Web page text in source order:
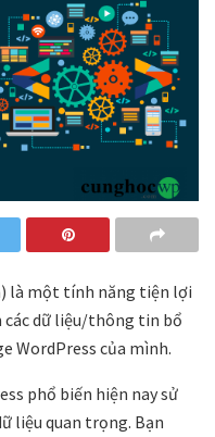
là một tính năng tiện lợi
các dữ liệu/thông tin bổ
WordPress của mình.
phổ biến hiện nay sử
liệu quan trọng. Bạn